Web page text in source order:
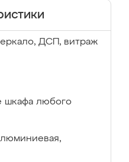
ДСП, витраж
шкафа любого